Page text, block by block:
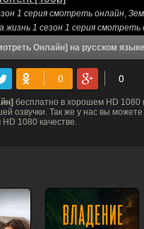
1 серия смотреть онлайн,
жизнь 1 сезон 1 серия
Онлайн] на русском языке
бесплатно в хорошем HD 1080
озвучки. Так же у нас вы
1080 качестве.